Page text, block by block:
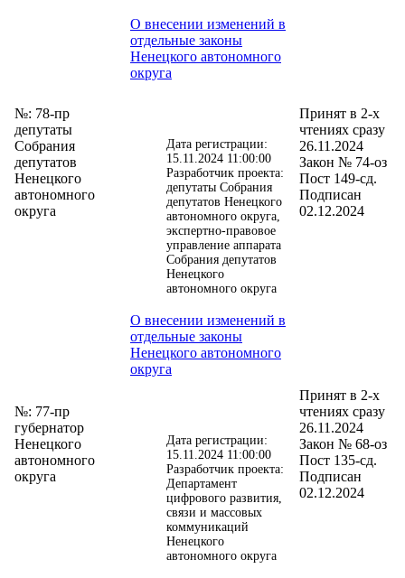
№: 78-пр
депутаты
Собрания
депутатов
Ненецкого
автономного
округа
О внесении изменений в
отдельные законы
Ненецкого автономного
округа
Дата регистрации:
15.11.2024 11:00:00
Разработчик проекта:
депутаты Собрания
депутатов Ненецкого
автономного округа,
экспертно-правовое
управление аппарата
Собрания депутатов
Ненецкого
автономного округа
Принят в 2-х
чтениях сразу
26.11.2024
Закон № 74-оз
Пост 149-сд.
Подписан
02.12.2024
№: 77-пр
губернатор
Ненецкого
автономного
округа
О внесении изменений в
отдельные законы
Ненецкого автономного
округа
Дата регистрации:
15.11.2024 11:00:00
Разработчик проекта:
Департамент
цифрового развития,
связи и массовых
коммуникаций
Ненецкого
автономного округа
Принят в 2-х
чтениях сразу
26.11.2024
Закон № 68-оз
Пост 135-сд.
Подписан
02.12.2024